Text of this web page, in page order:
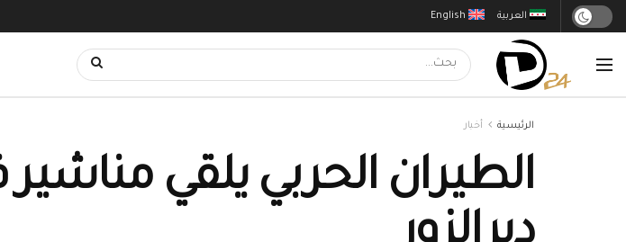
English العربية
الرئيسية أخبار
الطيران الحربي يلقي